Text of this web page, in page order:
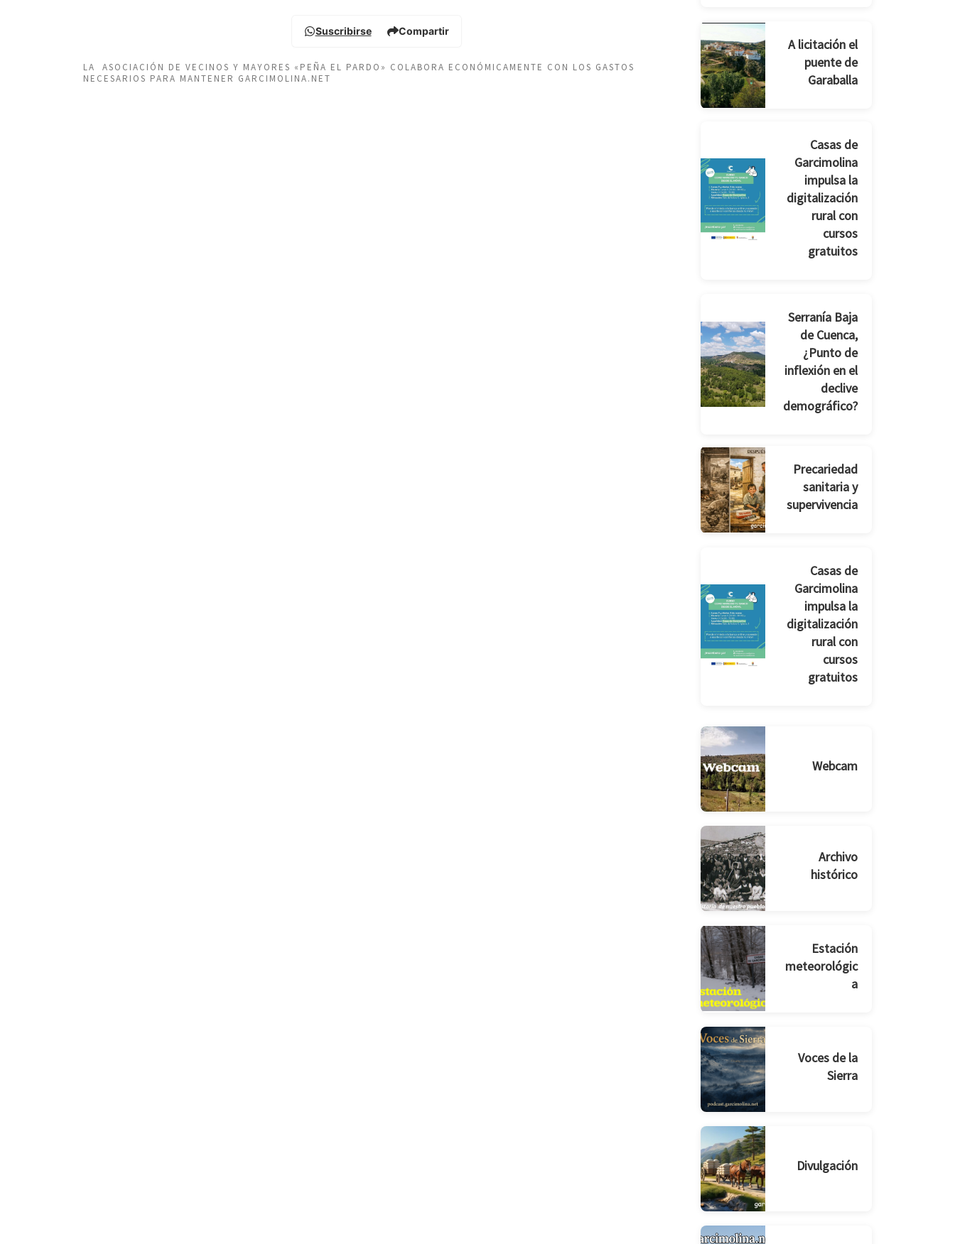
Suscribirse Compartir
LA ASOCIACIÓN DE VECINOS Y MAYORES «PEÑA EL PARDO» COLABORA ECONÓMICAMENTE CON LOS GASTOS
NECESARIOS PARA MANTENER GARCIMOLINA.NET
A licitación el
puente de
Garaballa
Casas de
Garcimolina
impulsa la
digitalización
rural con
cursos
gratuitos
Serranía Baja
de Cuenca,
¿Punto de
inflexión en el
declive
demográfico?
Precariedad
sanitaria y
supervivencia
Casas de
Garcimolina
impulsa la
digitalización
rural con
cursos
gratuitos
Webcam
Archivo
histórico
Estación
meteorológic
a
Voces de la
Sierra
Divulgación